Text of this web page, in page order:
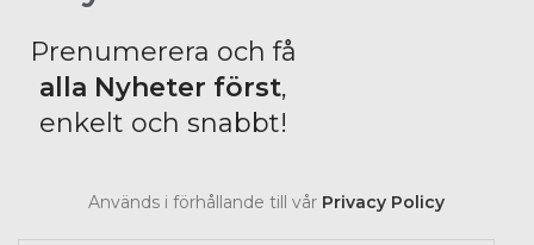
Prenumerera och få
alla Nyheter först,
enkelt och snabbt!
Används i förhållande till vår Privacy Policy